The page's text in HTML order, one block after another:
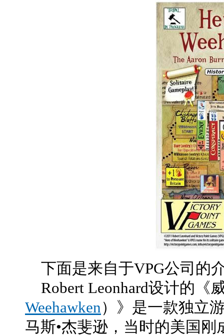
下面是来自于VPG公司的
Robert Leonhard设计的《
Weehawken）》是一款独立
马斯•杰斐逊，当时的美国